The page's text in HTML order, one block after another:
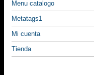
Menu catalogo
Metatags1
Mi cuenta
Tienda